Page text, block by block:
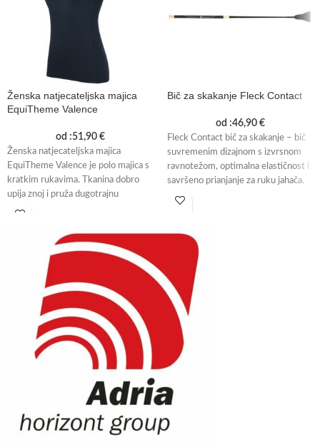
Ženska natjecateljska majica
EquiTheme Valence
od :51,90 €
Ženska natjecateljska majica
EquiTheme Valence je polo majica s
kratkim rukavima. Tkanina dobro
upija znoj i pruža dugotrajnu
udobnost. Lijepo
Bič za skakanje Fleck Contact
od :46,90 €
Fleck Contact bič za skakanje – bič
suvremenim dizajnom s izvrsnom
ravnotežom, optimalna elastičnost i
savršeno prianjanje za ruku jahača.